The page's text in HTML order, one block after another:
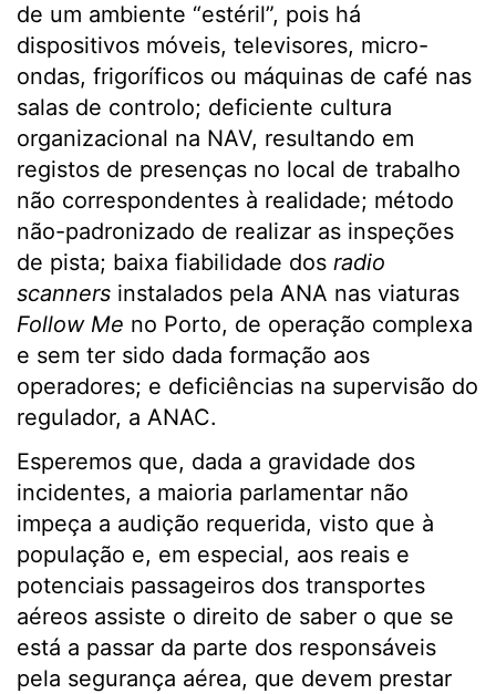
de um ambiente “estéril”, pois há
dispositivos móveis, televisores, micro-
ondas, frigoríficos ou máquinas de café nas
salas de controlo; deficiente cultura
organizacional na NAV, resultando em
registos de presenças no local de trabalho
não correspondentes à realidade; método
não-padronizado de realizar as inspeções
de pista; baixa fiabilidade dos radio
scanners instalados pela ANA nas viaturas
Follow Me no Porto, de operação complexa
e sem ter sido dada formação aos
operadores; e deficiências na supervisão do
regulador, a ANAC.
Esperemos que, dada a gravidade dos
incidentes, a maioria parlamentar não
impeça a audição requerida, visto que à
população e, em especial, aos reais e
potenciais passageiros dos transportes
aéreos assiste o direito de saber o que se
está a passar da parte dos responsáveis
pela segurança aérea, que devem prestar